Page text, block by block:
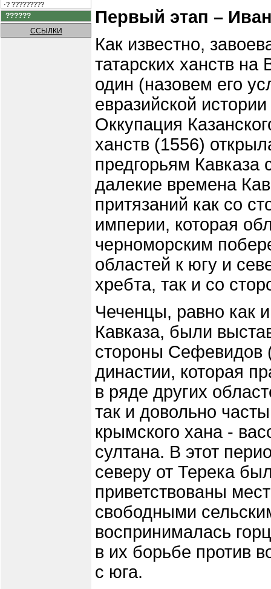
·? ?????????
??????
ССЫЛКИ
Первый этап –
Как известно,
татарских ханств на
один (назовем его
евразийской
Оккупация
ханств (1556)
предгорьям
далекие времена
притязаний как со
империи, которая
черноморским
областей к югу и
хребта, так и со
Чеченцы, равно как
Кавказа, были
стороны Сефевидов
династии, которая
в ряде других
так и довольно
крымского хана -
султана. В этот
северу от Терека
приветствованы
свободными
воспринималась
в их борьбе против
с юга.